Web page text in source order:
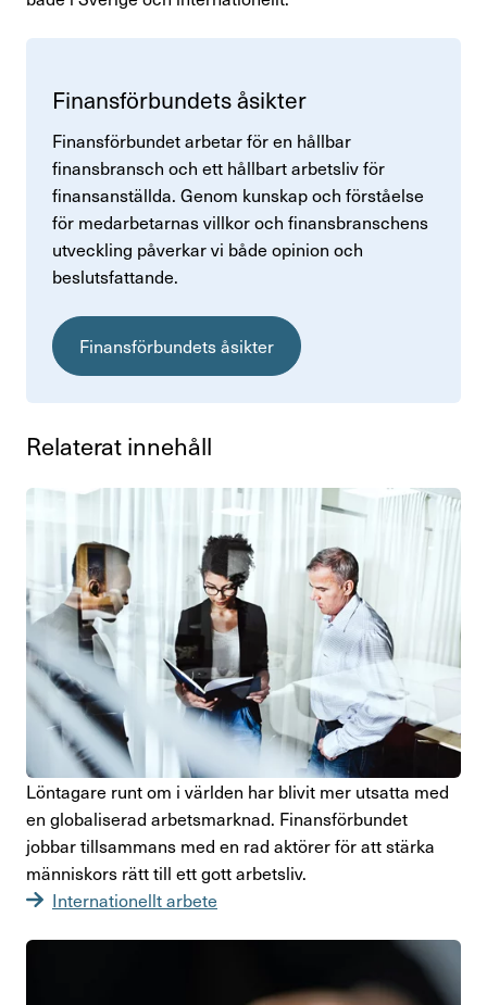
Finans­för­bun­dets åsikter
Finansförbundet arbetar för en hållbar
finansbransch och ett hållbart arbetsliv för
finansanställda. Genom kunskap och förståelse
för medarbetarnas villkor och finansbranschens
utveckling påverkar vi både opinion och
beslutsfattande.
Finansförbundets åsikter
Rela­terat inne­håll
Lönta­gare runt om i världen har blivit mer utsatta med
en globa­li­serad arbets­marknad. Finans­för­bundet
jobbar till­sam­mans med en rad aktörer för att stärka
männi­skors rätt till ett gott arbetsliv.
Internationellt arbete